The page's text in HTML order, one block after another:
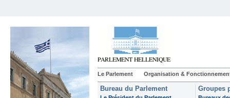
Le Parlement Organisation &
Bureau du Parlement Groupes